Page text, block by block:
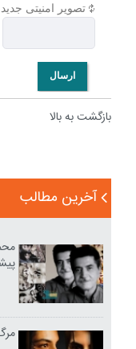
تصویر امنیتی جدید
ارسال
بازگشت به بالا
آخرین مطالب